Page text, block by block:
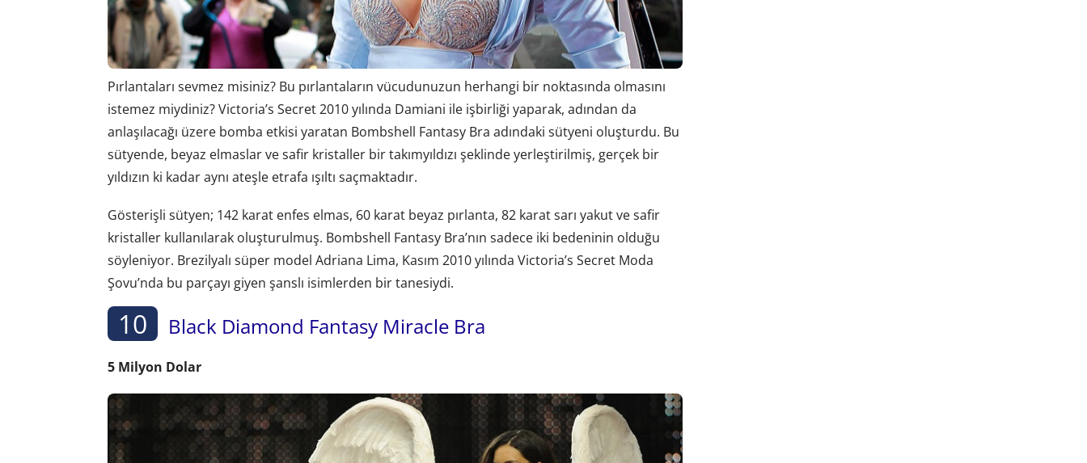
Pırlantaları sevmez misiniz? Bu pırlantaların vücudunuzun herhangi bir noktasında olmasını
istemez miydiniz? Victoria’s Secret 2010 yılında Damiani ile işbirliği yaparak, adından da
anlaşılacağı üzere bomba etkisi yaratan Bombshell Fantasy Bra adındaki sütyeni oluşturdu. Bu
sütyende, beyaz elmaslar ve safir kristaller bir takımyıldızı şeklinde yerleştirilmiş, gerçek bir
yıldızın ki kadar aynı ateşle etrafa ışıltı saçmaktadır.
Gösterişli sütyen; 142 karat enfes elmas, 60 karat beyaz pırlanta, 82 karat sarı yakut ve safir
kristaller kullanılarak oluşturulmuş. Bombshell Fantasy Bra’nın sadece iki bedeninin olduğu
söyleniyor. Brezilyalı süper model Adriana Lima, Kasım 2010 yılında Victoria’s Secret Moda
Şovu’nda bu parçayı giyen şanslı isimlerden bir tanesiydi.
10 Black Diamond Fantasy Miracle Bra
5 Milyon Dolar